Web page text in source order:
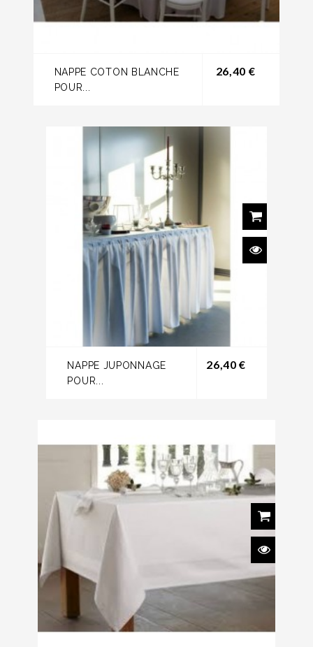
NAPPE COTON BLANCHE
POUR...
26,40 €Prix
NAPPE JUPONNAGE
POUR...
26,40 €